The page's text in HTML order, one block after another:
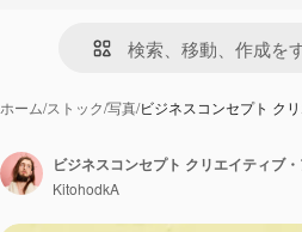
ホーム/ストック/写真/ビジネスコンセプト ク
KitohodkA